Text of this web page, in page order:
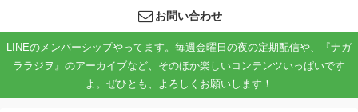
お問い合わせ
LINEのメンバーシップやってます。毎週金曜日の夜の定期配信や、『ナガ
ララジヲ』のアーカイブなど、そのほか楽しいコンテンツいっぱいです
よ。ぜひとも、よろしくお願いします！